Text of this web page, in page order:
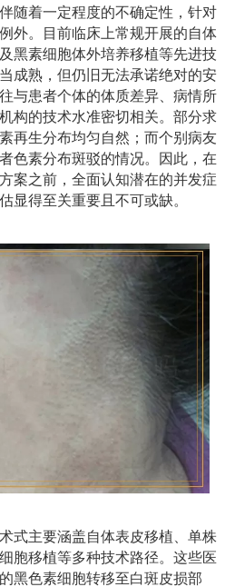
随着一定程度的不确定性，针对
外。目前临床上常规开展的自体
黑素细胞体外培养移植等先进技
成熟，但仍旧无法承诺绝对的安
与患者个体的体质差异、病情所
构的技术水准密切相关。部分求
再生分布均匀自然；而个别病友
色素分布斑驳的情况。因此，在
案之前，全面认知潜在的并发症
显得至关重要且不可或缺。
式主要涵盖自体表皮移植、单株
胞移植等多种技术路径。这些医
黑色素细胞转移至白斑皮损部